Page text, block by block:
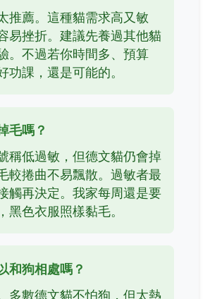
推薦。這種貓需求高又敏
易挫折。建議先養過其他貓
。不過若你時間多、預算
功課，還是可能的。
毛嗎？
稱低過敏，但德文貓仍會掉
較捲曲不易飄散。過敏者最
觸再決定。我家每周還是要
黑色衣服照樣黏毛。
和狗相處嗎？
多數德文貓不怕狗，但太熱